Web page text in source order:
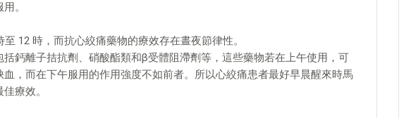
。
12 時，而抗心絞痛藥物的療效存在晝夜節律性。
鈣離子拮抗劑、硝酸酯類和β受體阻滯劑等，這些藥物若在上午使用，可
，而在下午服用的作用強度不如前者。所以心絞痛患者最好早晨醒來時馬
療效。